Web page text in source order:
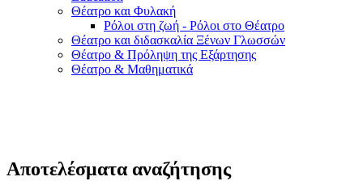
Θέατρο και Φυλακή
Ρόλοι στη ζωή - Ρόλοι στο Θέατρο
Θέατρο και διδασκαλία Ξένων Γλωσσών
Θέατρο & Πρόληψη της Εξάρτησης
Θέατρο & Μαθηματικά
Αποτελέσματα αναζήτησης